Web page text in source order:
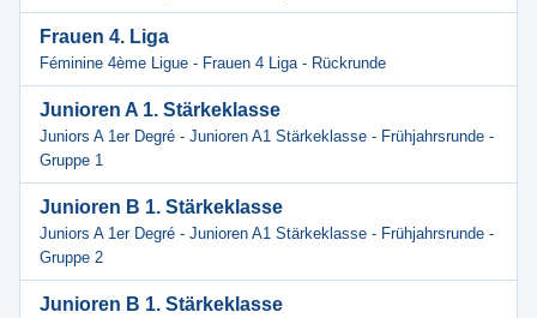
Frauen 4. Liga
Féminine 4ème Ligue - Frauen 4 Liga - Rückrunde
Junioren A 1. Stärkeklasse
Juniors A 1er Degré - Junioren A1 Stärkeklasse - Frühjahrsrunde -
Gruppe 1
Junioren B 1. Stärkeklasse
Juniors A 1er Degré - Junioren A1 Stärkeklasse - Frühjahrsrunde -
Gruppe 2
Junioren B 1. Stärkeklasse